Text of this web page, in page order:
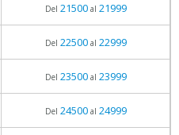
Del 21500al 21999
Del 22500al 22999
Del 23500al 23999
Del 24500al 24999